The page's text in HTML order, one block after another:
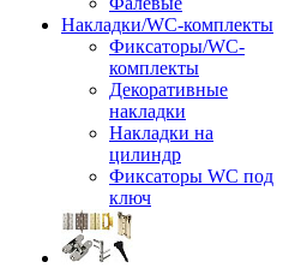
Накладки/WC-комплекты
Фиксаторы/WC-
комплекты
Декоративные
накладки
Накладки на
цилиндр
Фиксаторы WC под
ключ